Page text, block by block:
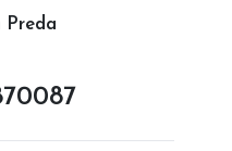
Preda